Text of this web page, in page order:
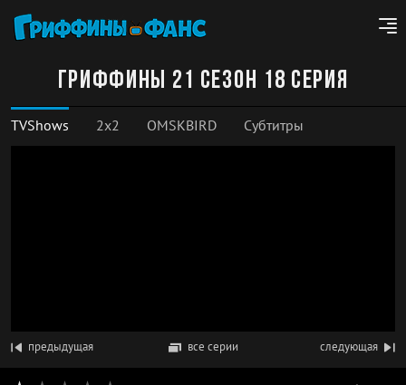
Гриффины 21 сезон 18 серия
TVShows 2x2 OMSKBIRD Субтитры
предыдущая все серии следующая